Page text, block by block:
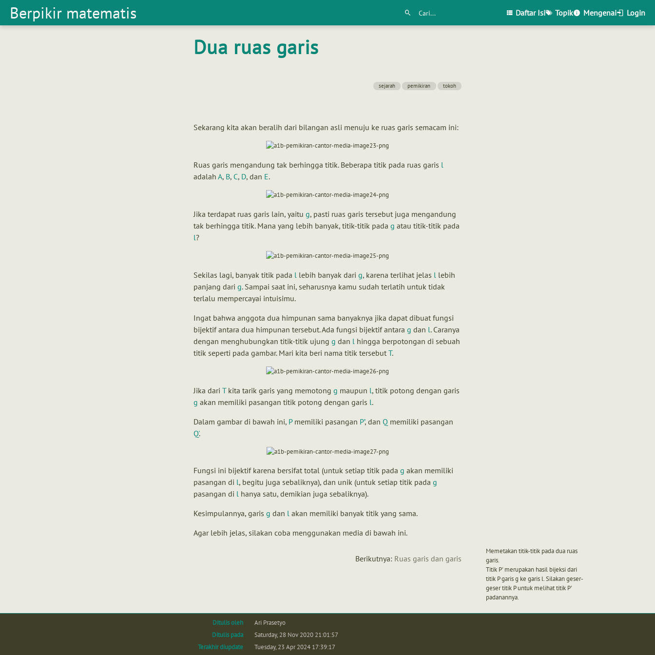
Berpikir matematis Daftar Isi Topik Mengenai Login
Dua ruas garis
sejarah pemikiran tokoh
Sekarang kita akan beralih dari bilangan asli menuju ke ruas garis semacam ini:
Ruas garis mengandung tak berhingga titik. Beberapa titik pada ruas garis l
adalah A, B, C, D, dan E.
Jika terdapat ruas garis lain, yaitu g, pasti ruas garis tersebut juga mengandung
tak berhingga titik. Mana yang lebih banyak, titik-titik pada g atau titik-titik pada
l?
Sekilas lagi, banyak titik pada l lebih banyak dari g, karena terlihat jelas l lebih
panjang dari g. Sampai saat ini, seharusnya kamu sudah terlatih untuk tidak
terlalu mempercayai intuisimu.
Ingat bahwa anggota dua himpunan sama banyaknya jika dapat dibuat fungsi
bijektif antara dua himpunan tersebut. Ada fungsi bijektif antara g dan l. Caranya
dengan menghubungkan titik-titik ujung g dan l hingga berpotongan di sebuah
titik seperti pada gambar. Mari kita beri nama titik tersebut T.
Jika dari Tkita tarik garis yang memotong g maupun l, titik potong dengan garis
g akan memiliki pasangan titik potong dengan garis l.
Dalam gambar di bawah ini, Pmemiliki pasangan P’, dan Q memiliki pasangan
Q'.
Fungsi ini bijektif karena bersifat total (untuk setiap titik pada g akan memiliki
pasangan di l, begitu juga sebaliknya), dan unik (untuk setiap titik pada g
pasangan di l hanya satu, demikian juga sebaliknya).
Kesimpulannya, garis g dan l akan memiliki banyak titik yang sama.
Agar lebih jelas, silakan coba menggunakan media di bawah ini.
Memetakan titik-titik pada dua ruas
garis.
Titik P' merupakan hasil bijeksi dari
titik P garis g ke garis l. Silakan geser-
geser titik P untuk melihat titik P'
padanannya.
Berikutnya: Ruas garis dan garis
Ditulis oleh
Ari Prasetyo
Ditulis pada
Saturday, 28 Nov 2020 21:01:57
Terakhir diupdate
Tuesday, 23 Apr 2024 17:39:17
Berpikir
matematis